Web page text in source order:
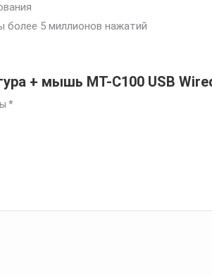
более 5 миллионов нажатий
+ мышь MT-C100 USB
*